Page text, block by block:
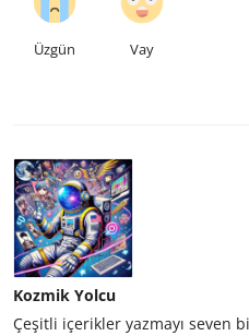
Üzgün Vay
Kozmik Yolcu
Çeşitli içerikler yazmayı seven